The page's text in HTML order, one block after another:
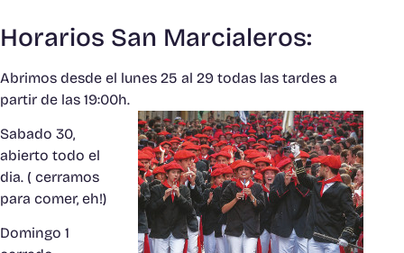
Horarios San Marcialeros:
Abrimos desde el lunes 25 al 29 todas las tardes a
partir de las 19:00h.
Sabado 30,
abierto todo el
dia. ( cerramos
para comer, eh!)
Domingo 1